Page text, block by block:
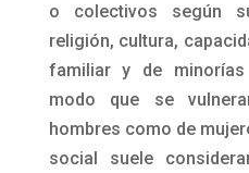
o colectivos según
religión, cultura,
familiar y de
modo que se
hombres como de
social suele